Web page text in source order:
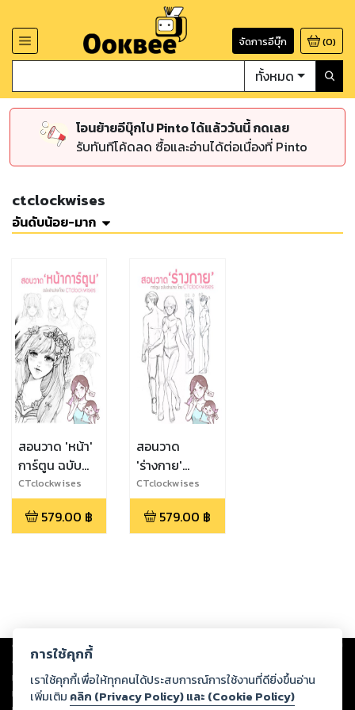
จัดการอีบุ๊ก (0)
ทั้งหมด
โอนย้ายอีบุ๊กไป Pinto ได้แล้ววันนี้ กดเลย
รับทันทีโค้ดลด ซื้อและอ่านได้ต่อเนื่องที่ Pinto
ctclockwises
อันดับน้อย-มาก
สอนวาด 'หน้า'
การ์ตูน ฉบับ
อ่านง่าย โดย
CTclockwises
CTclockwises
579.00 ฿
สอนวาด
'ร่างกาย'
การ์ตูน ฉบับ
อ่านง่าย โดย
CTclockwises
CTclockwises
579.00 ฿
Copyright © 2026
ต่อผลงานหรือเนื้อหาใดที่อัปโหลดผ่านเว็บไซต์และปรากฏว่าละเมิดสิทธิใน
ทรัพย์สินทางปัญญาของบุคคลอื่นหรือขัดต่อกฎหมายและศีลธรรม ดังนั้น ผู้อ่าน
ทุกท่านโปรดใช้วิจารณญาณในการกลั่นกรองด้วยตนเอง และหากท่านพบว่าส่วน
การใช้คุกกี้
เราใช้คุกกี้เพื่อให้ทุกคนได้ประสบการณ์การใช้งานที่ดียิ่งขึ้นอ่าน
เพิ่มเติม คลิก (Privacy Policy) และ (Cookie Policy)